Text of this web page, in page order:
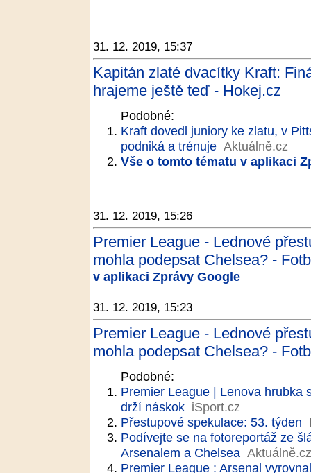
31. 12. 2019, 15:37
Kapitán zlaté dvacítky Kraft:
hrajeme ještě teď - Hokej.cz
Podobné:
Kraft dovedl juniory ke zlatu, v
podniká a trénuje Aktuálně.cz
Vše o tomto tématu v aplikaci
31. 12. 2019, 15:26
Premier League - Lednové
mohla podepsat Chelsea? -
v aplikaci Zprávy Google
31. 12. 2019, 15:23
Premier League - Lednové
mohla podepsat Chelsea? -
Podobné:
Premier League | Lenova hrubka
drží náskok iSport.cz
Přestupové spekulace: 53. týden
Podívejte se na fotoreportáž ze
Arsenalem a Chelsea Aktuálně.cz
Premier League : Arsenal